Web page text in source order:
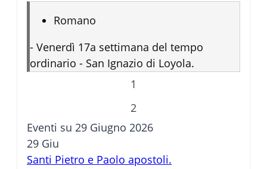
Romano
- Venerdì 17a settimana del tempo
ordinario - San Ignazio di Loyola.
1
2
Eventi su 29 Giugno 2026
29 Giu
Santi Pietro e Paolo apostoli.